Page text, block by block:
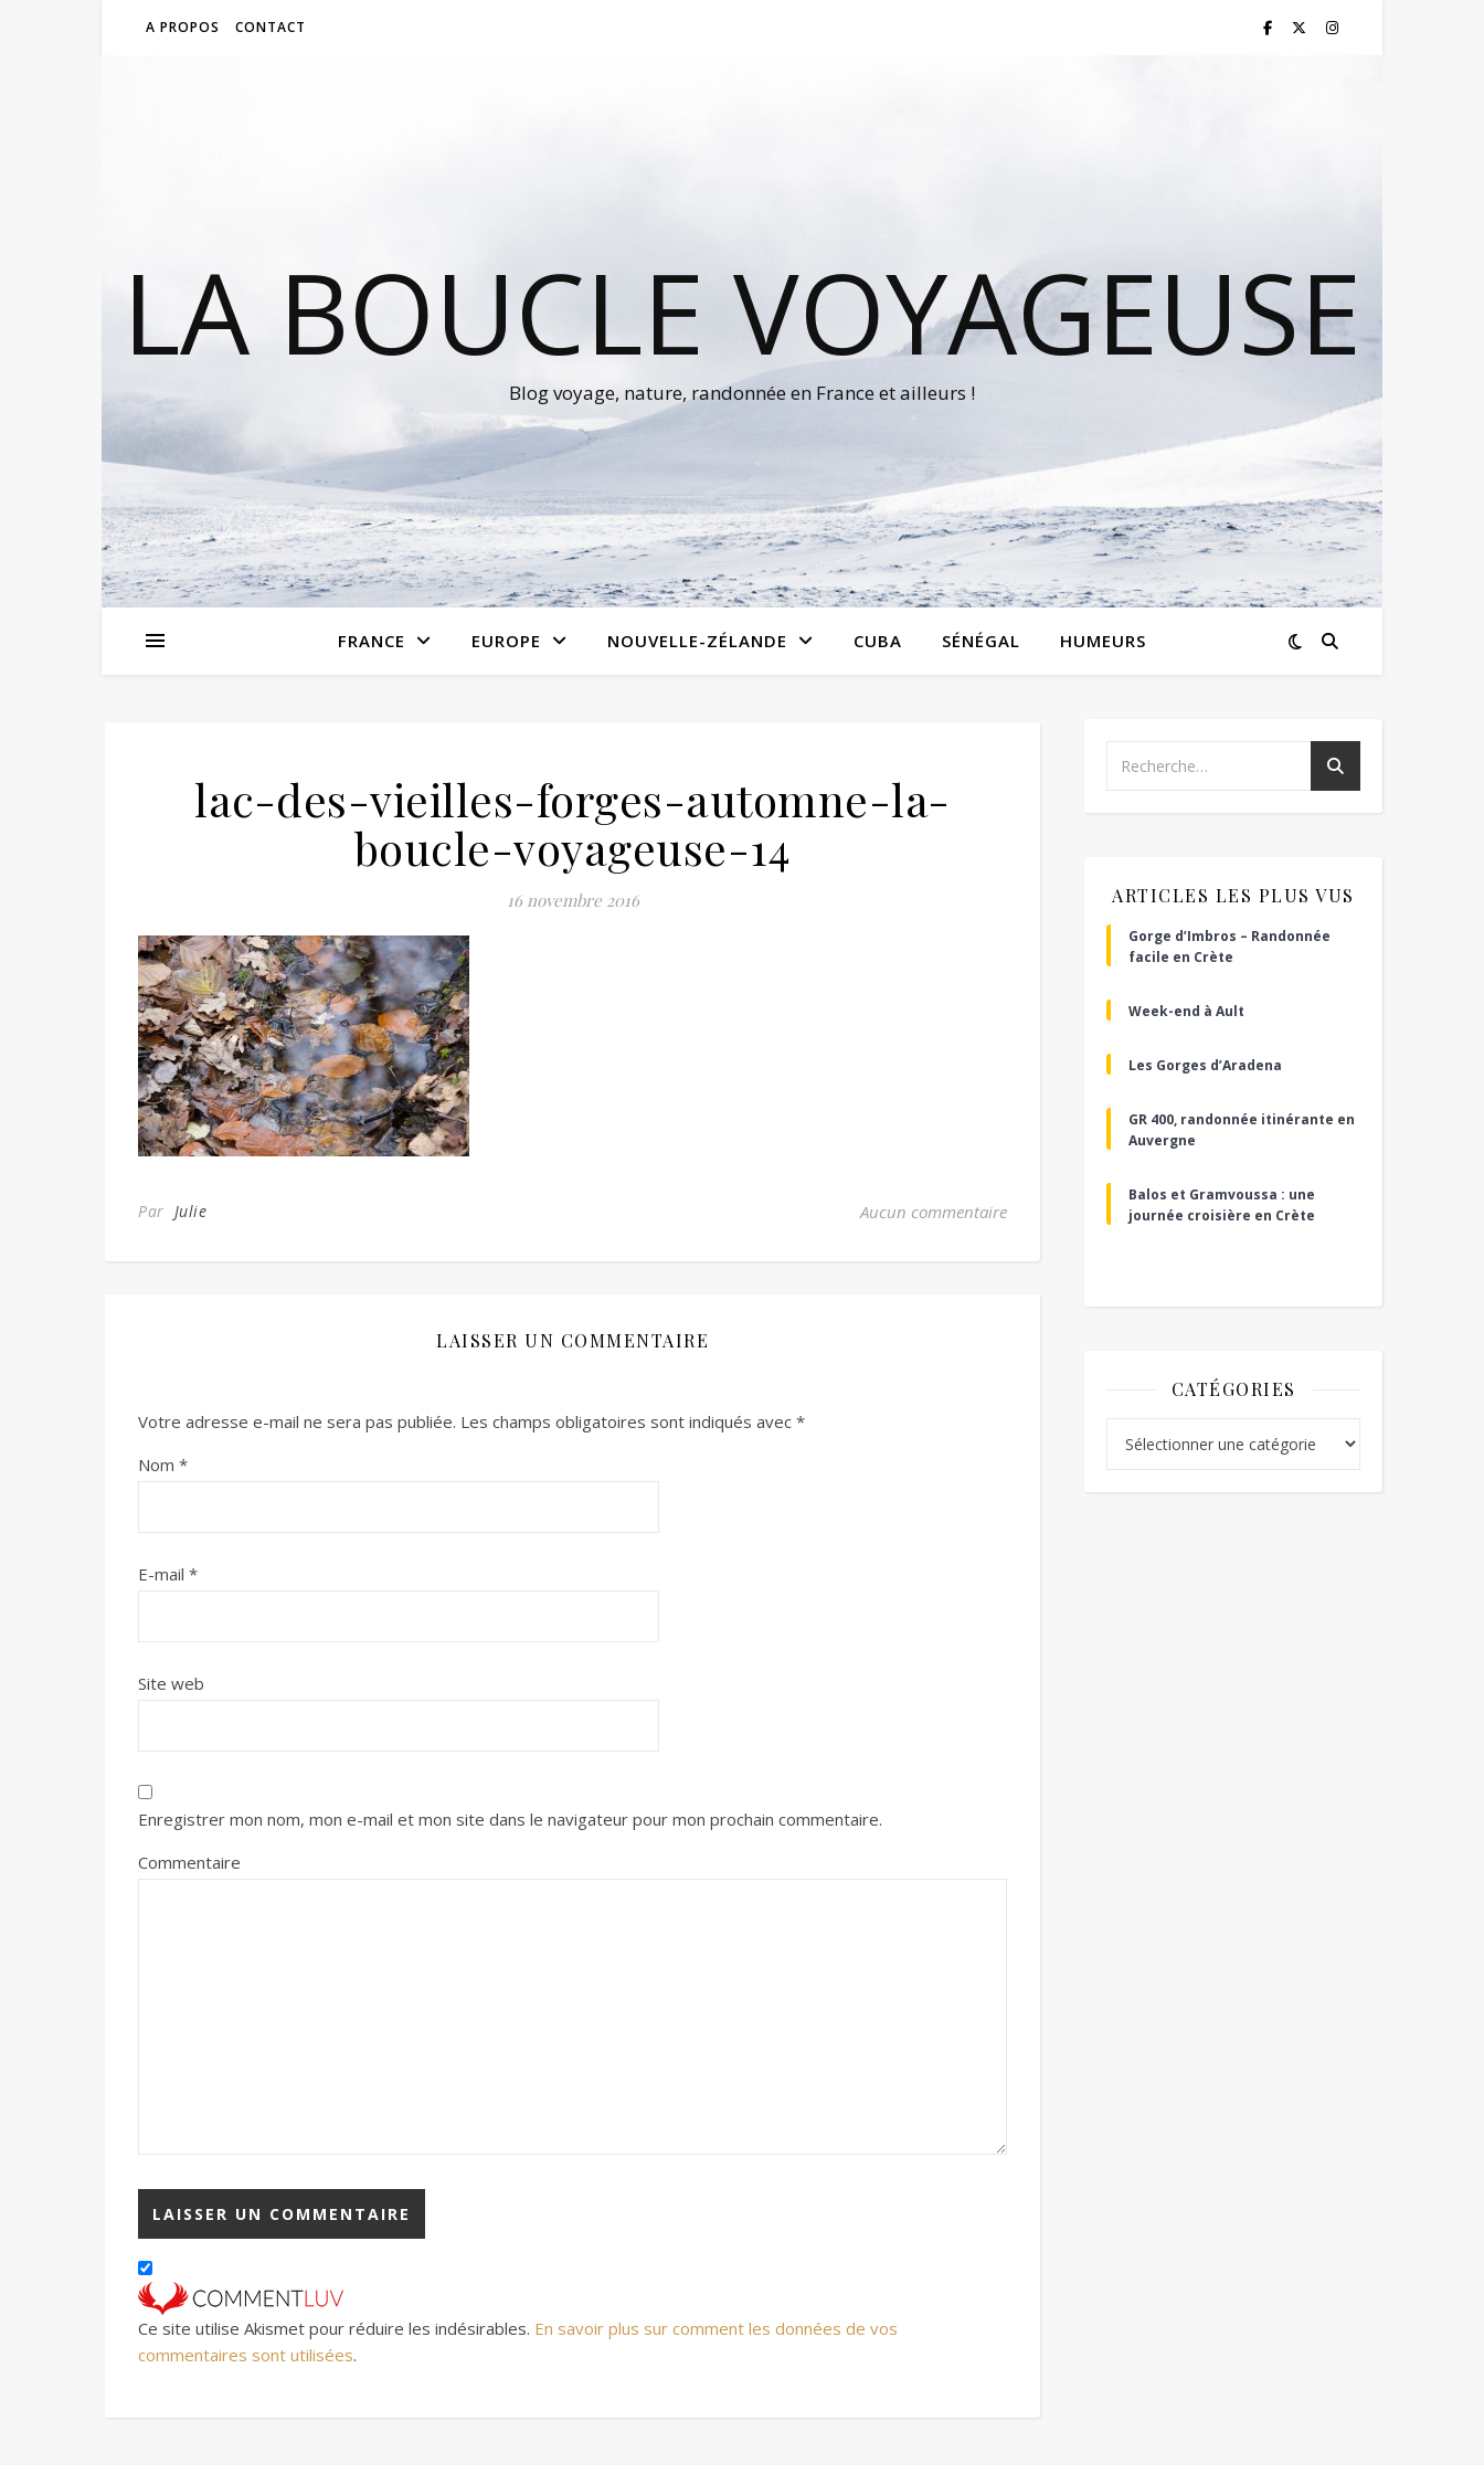
A PROPOS CONTACT
LA BOUCLE VOYAGEUSE
Blog voyage, nature, randonnée en France et ailleurs !
FRANCE EUROPE NOUVELLE-ZÉLANDE CUBA SÉNÉGAL HUMEURS
lac-des-vieilles-forges-automne-la-
boucle-voyageuse-14
16 novembre 2016
Par Julie Aucun commentaire
LAISSER UN COMMENTAIRE
Votre adresse e-mail ne sera pas publiée. Les champs obligatoires sont indiqués avec *
Nom *
E-mail *
Site web
Enregistrer mon nom, mon e-mail et mon site dans le navigateur pour mon prochain commentaire.
Commentaire
Ce site utilise Akismet pour réduire les indésirables. En savoir plus sur comment les données de vos
commentaires sont utilisées.
ARTICLES LES PLUS VUS
Gorge d’Imbros – Randonnée
facile en Crète
Week-end à Ault
Les Gorges d’Aradena
GR 400, randonnée itinérante en
Auvergne
Balos et Gramvoussa : une
journée croisière en Crète
CATÉGORIES